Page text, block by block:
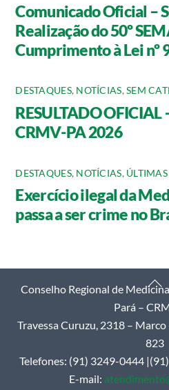
Comunicado Oficial –
Realização do 50º
Cumprimento à Lei nº
DESTAQUES, NOTÍCIAS,SEM
RESULTADO OFICIAL
CRMV-PA 2026
DESTAQUES, NOTÍCIAS, ÚLTIMAS
Exercício ilegal da
passa a ser crime no
To
Top
Conselho Regional de
Pará –
Travessa Curuzu, 2318 –
823
Telefones: (91) 3249-0444
E-mail: